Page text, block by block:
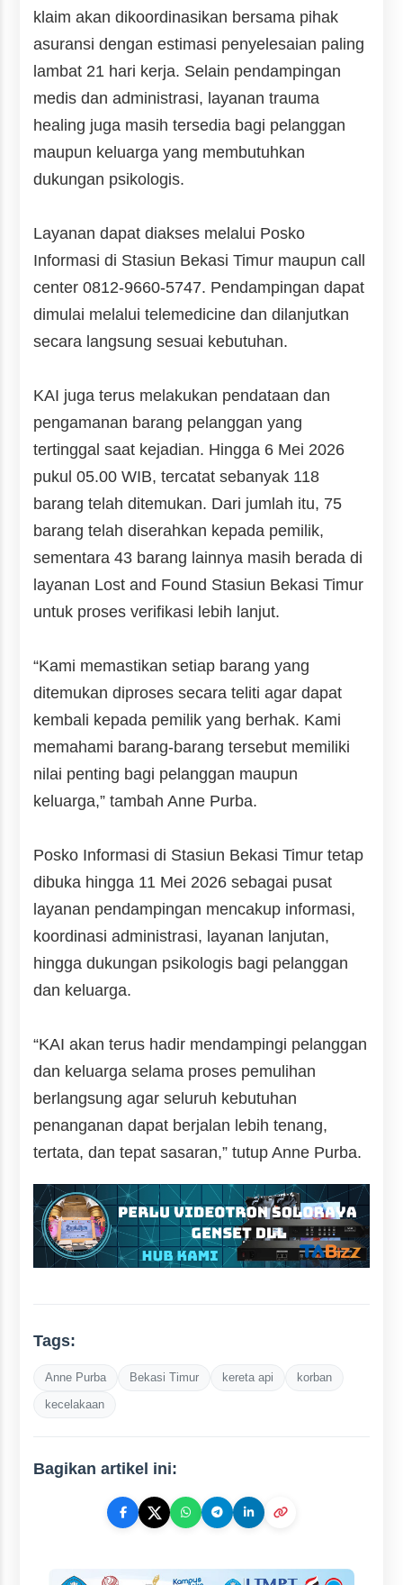
klaim akan dikoordinasikan bersama pihak
asuransi dengan estimasi penyelesaian paling
lambat 21 hari kerja. Selain pendampingan
medis dan administrasi, layanan trauma
healing juga masih tersedia bagi pelanggan
maupun keluarga yang membutuhkan
dukungan psikologis.
Layanan dapat diakses melalui Posko
Informasi di Stasiun Bekasi Timur maupun call
center 0812-9660-5747. Pendampingan dapat
dimulai melalui telemedicine dan dilanjutkan
secara langsung sesuai kebutuhan.
KAI juga terus melakukan pendataan dan
pengamanan barang pelanggan yang
tertinggal saat kejadian. Hingga 6 Mei 2026
pukul 05.00 WIB, tercatat sebanyak 118
barang telah ditemukan. Dari jumlah itu, 75
barang telah diserahkan kepada pemilik,
sementara 43 barang lainnya masih berada di
layanan Lost and Found Stasiun Bekasi Timur
untuk proses verifikasi lebih lanjut.
“Kami memastikan setiap barang yang
ditemukan diproses secara teliti agar dapat
kembali kepada pemilik yang berhak. Kami
memahami barang-barang tersebut memiliki
nilai penting bagi pelanggan maupun
keluarga,” tambah Anne Purba.
Posko Informasi di Stasiun Bekasi Timur tetap
dibuka hingga 11 Mei 2026 sebagai pusat
layanan pendampingan mencakup informasi,
koordinasi administrasi, layanan lanjutan,
hingga dukungan psikologis bagi pelanggan
dan keluarga.
“KAI akan terus hadir mendampingi pelanggan
dan keluarga selama proses pemulihan
berlangsung agar seluruh kebutuhan
penanganan dapat berjalan lebih tenang,
tertata, dan tepat sasaran,” tutup Anne Purba.
Tags:
Anne Purba Bekasi Timur kereta api
korban
kecelakaan
Bagikan artikel ini: